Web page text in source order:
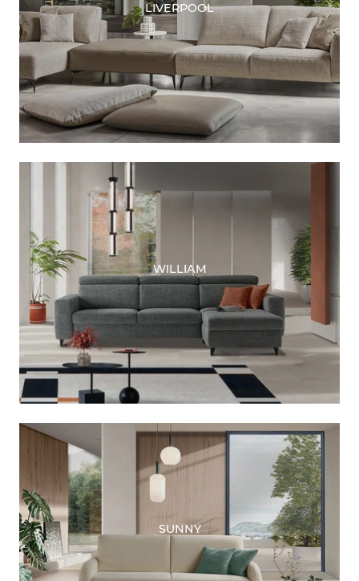
LIVERPOOL
WILLIAM
SUNNY